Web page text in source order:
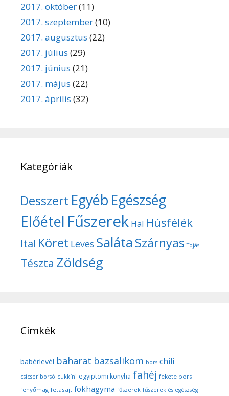
2017. október(11)
2017. szeptember(10)
2017. augusztus (22)
2017. július (29)
2017. június (21)
2017. május (22)
2017. április (32)
Kategóriák
Desszert Egyéb Egészség
Előétel Fűszerek Hal Húsfélék
Ital Köret Leves SalátaSzárnyas Tojás
Tészta Zöldség
Címkék
babérlevél baharat bazsalikom bors chili
csicseriborsó cukkíni egyiptomi konyha fahéj fekete bors
fenyőmag fetasajt fokhagyma fűszerek fűszerek és egészség